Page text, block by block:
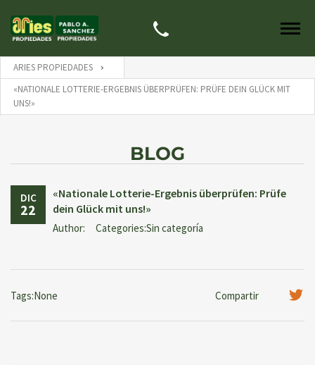
ARIES PROPIEDADES
«NATIONALE LOTTERIE-ERGEBNIS ÜBERPRÜFEN: PRÜFE DEIN GLÜCK MIT
UNS!»
BLOG
DIC
22
«Nationale Lotterie-Ergebnis überprüfen: Prüfe
dein Glück mit uns!»
Author: Categories:Sin categoría
Compartir
Tags:None